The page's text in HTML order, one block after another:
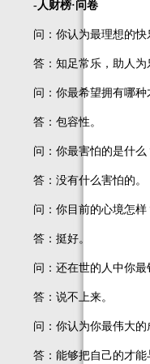
-人财榜·问卷
问：你认为最理想的快
答：知足常乐，助人为
问：你最希望拥有哪种
答：包容性。
问：你最害怕的是什么
答：没有什么害怕的。
问：你目前的心境怎样
答：挺好。
问：还在世的人中你最
答：说不上来。
问：你认为你最伟大的
答：能够把自己的才能